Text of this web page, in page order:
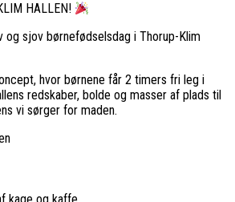
HALLEN!
og sjov børnefødselsdag i Thorup-Klim
hvor børnene får 2 timers fri leg i
redskaber, bolde og masser af plads til
vi sørger for maden.